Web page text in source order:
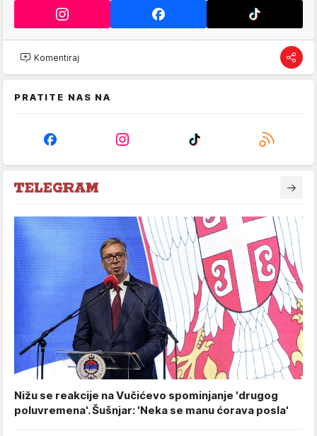
Komentiraj
PRATITE NAS NA
Nižu se reakcije na Vučićevo spominjanje 'drugog
poluvremena'. Šušnjar: 'Neka se manu ćorava posla'